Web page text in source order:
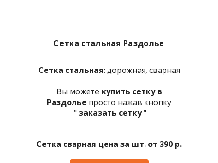
Сетка стальная Раздолье
Сетка стальная: дорожная, сварная
Вы можете купить сетку в
Раздолье просто нажав кнопку
" заказать сетку"
Сетка сварная цена за шт. от 390 р.